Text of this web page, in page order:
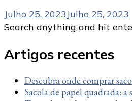
Julho 25, 2023 Julho 25, 2023
Looking
Something?
Search anything and hit
Artigos recentes
Descubra onde comprar
Sacola de papel quadrada: